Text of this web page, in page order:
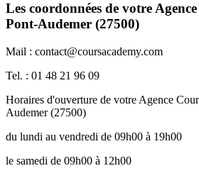
Les coordonnées de votre
Pont-Audemer (27500)
Mail : contact@coursacademy.com
Tel. : 01 48 21 96 09
Horaires d'ouverture de votre Agence
Audemer (27500)
du lundi au vendredi de 09h00 à 19h00
le samedi de 09h00 à 12h00